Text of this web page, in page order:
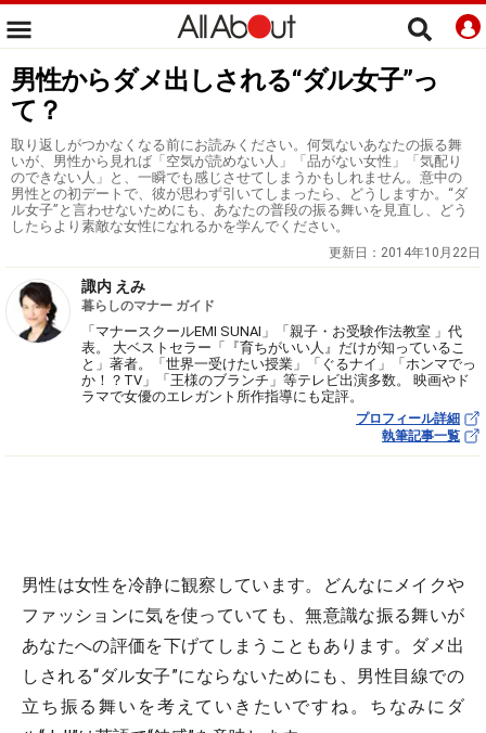
男性からダメ出しされる“ダル女子”っ
て？
取り返しがつかなくなる前にお読みください。何気ないあなたの振る舞
いが、男性から見れば「空気が読めない人」「品がない女性」「気配り
のできない人」と、一瞬でも感じさせてしまうかもしれません。意中の
男性との初デートで、彼が思わず引いてしまったら、どうしますか。“ダ
ル女子”と言わせないためにも、あなたの普段の振る舞いを見直し、どう
したらより素敵な女性になれるかを学んでください。
更新日： 2014年10月22日
諏内 えみ
暮らしのマナー ガイド
「マナースクールEMI SUNAI」「親子・お受験作法教室 」代
表。 大ベストセラー「『育ちがいい人』だけが知っているこ
と」著者。「世界一受けたい授業」「ぐるナイ」「ホンマでっ
か！？TV」「王様のブランチ」等テレビ出演多数。 映画やド
ラマで女優のエレガント所作指導にも定評。
プロフィール詳細
執筆記事一覧
男性は女性を冷静に観察しています。どんなにメイクや
ファッションに気を使っていても、無意識な振る舞いが
あなたへの評価を下げてしまうこともあります。ダメ出
しされる“ダル女子”にならないためにも、男性目線での
立ち振る舞いを考えていきたいですね。ちなみにダ